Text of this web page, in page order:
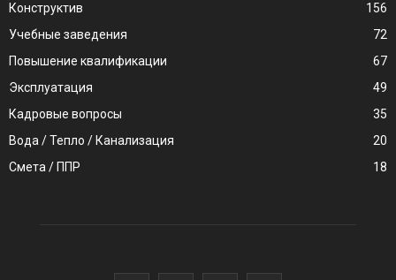
Конструктив
156
Учебные заведения
72
Повышение квалификации
67
Эксплуатация
49
Кадровые вопросы
35
Вода / Тепло / Канализация
20
Смета / ППР
18